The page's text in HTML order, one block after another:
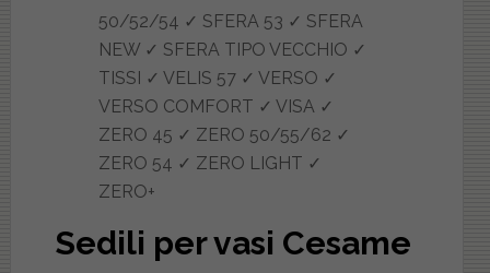
50/52/54 ✓ SFERA 53 ✓ SFERA
NEW ✓ SFERA TIPO VECCHIO ✓
TISSI ✓ VELIS 57 ✓ VERSO ✓
VERSO COMFORT ✓ VISA ✓
ZERO 45 ✓ ZERO 50/55/62 ✓
ZERO 54 ✓ ZERO LIGHT ✓
ZERO+
Sedili per vasi Cesame